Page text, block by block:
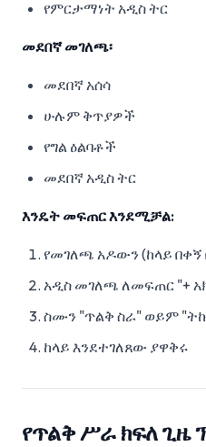
የምርታማነት አዲስ ትር
መደበኛ መገለጫ፡
መደበኛ አሰሳ
ሁሉም ቅጥያዎች
የግል ዕልባቶች
መደበኛ አዲስ ትር
እንዴት መፍጠር እንደሚቻል:
የመገለጫ አዶውን (ከላይ በቀኝ
አዲስ መገለጫ ለመፍጠር "+
ስሙን "ጥልቅ ስራ" ወይም
ከላይ እንደተገለጸው ያዋቅሩ
የጥልቅ ሥራ ክፍለ ጊዜ